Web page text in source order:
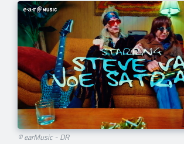
© earMusic - DR